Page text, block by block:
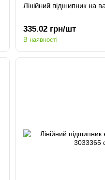
Лінійний підшипник на
335.02 грн/шт
В наявності